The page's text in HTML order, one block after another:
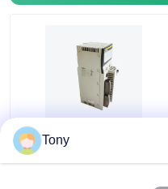
Módulo de saída
140DRA84000 do relé
Tony